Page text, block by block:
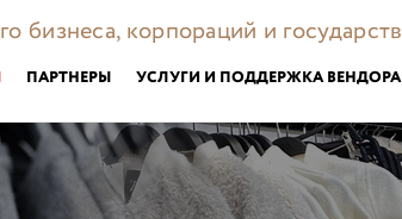
бизнеса, корпораций и
ПАРТНЕРЫ УСЛУГИ И ПОДДЕРЖКА ВЕНДОРА